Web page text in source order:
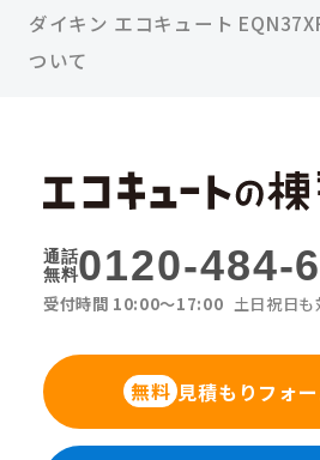
ダイキン エコキュート
ついて
通話
無料0120-484-
受付時間 10:00〜17:00 土日祝日も
無料 見積もりフォ